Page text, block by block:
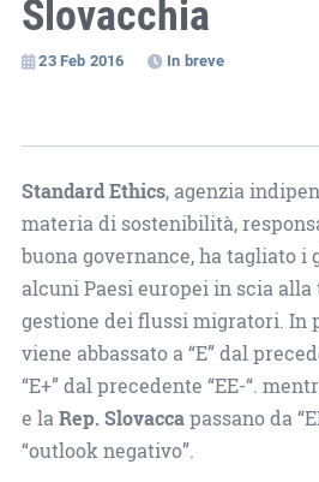
Slovacchia
23 Feb 2016 In breve
Standard Ethics, agenzia
materia di sostenibilità,
buona governance, ha tagliato i
alcuni Paesi europei in scia
gestione dei flussi migratori. In
viene abbassato a “E” dal
“E+” dal precedente “EE-­“.
e laRep. Slovaccapassano da
“outlook negativo”.